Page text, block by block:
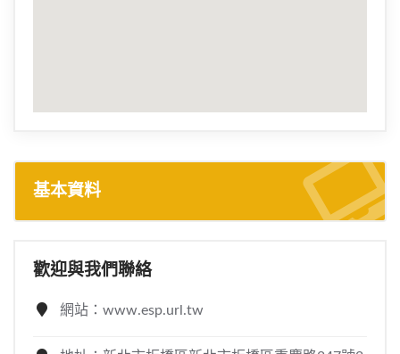
基本資料
歡迎與我們聯絡
網站：www.esp.url.tw